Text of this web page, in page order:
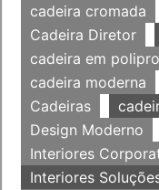
cadeira cromada
Cadeira Diretor
cadeira em
cadeira moderna
Cadeiras
Design Moderno
Interiores
Interiores